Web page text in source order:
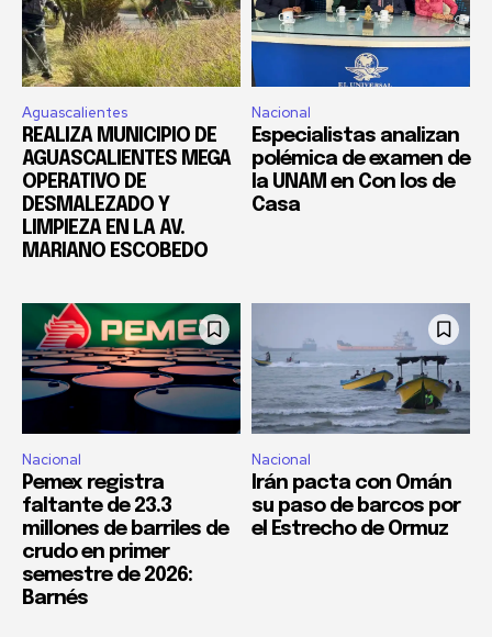
Aguascalientes
REALIZA MUNICIPIO DE
AGUASCALIENTES MEGA
OPERATIVO DE
DESMALEZADO Y
LIMPIEZA EN LA AV.
MARIANO ESCOBEDO
Nacional
Especialistas analizan
polémica de examen de
la UNAM en Con los de
Casa
Nacional
Pemex registra
faltante de 23.3
millones de barriles de
crudo en primer
semestre de 2026:
Barnés
Nacional
Irán pacta con Omán
su paso de barcos por
el Estrecho de Ormuz